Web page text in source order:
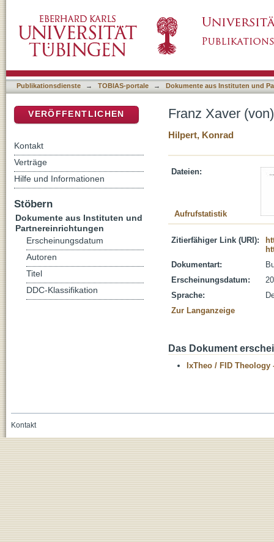
Publikationsdienste → TOBIAS-portale → Dokumente aus Instituten und
Franz Xaver
Hilpert, Konrad
Dateien:
Aufrufstatistik
Zitierfähiger Link (URI):
Dokumentart:
Erscheinungsdatum:
Sprache:
Zur Langanzeige
Das Dokument
IxTheo / FID Theology
VERÖFFENTLICHEN
Kontakt
Verträge
Hilfe und Informationen
Stöbern
Dokumente aus Instituten und
Partnereinrichtungen
Erscheinungsdatum
Autoren
Titel
DDC-Klassifikation
Kontakt